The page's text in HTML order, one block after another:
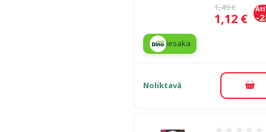
Oriģinālā
1,49 €
Cena
1,12 € -
iesaka
Noliktavā